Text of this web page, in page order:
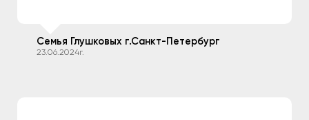
Семья Глушковых г.Санкт-Петербург
23.06.2024г.